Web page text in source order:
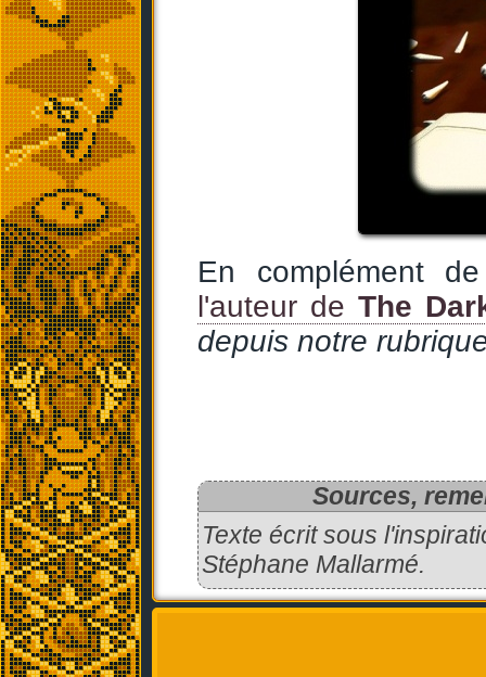
En complément
l'auteur de The
depuis notre
Sources,
Texte écrit sous
Stéphane Mallarmé.